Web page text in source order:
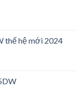
thế hệ mới 2024
₫.